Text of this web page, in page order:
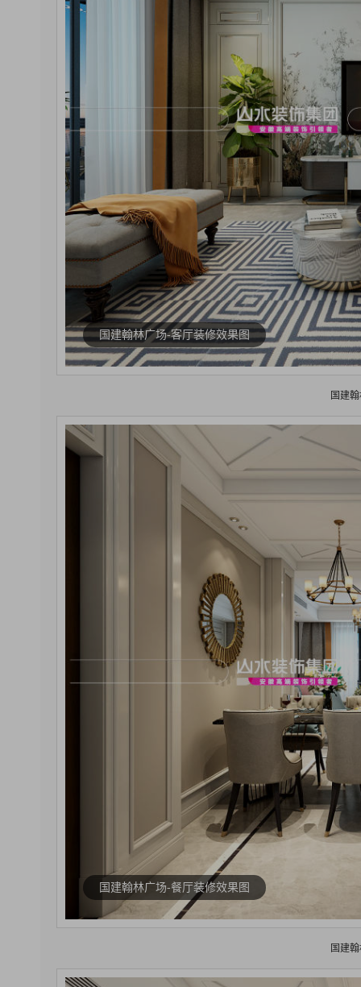
国建翰林广场-客厅装修效果图
国建
国建翰林广场-餐厅装修效果图
国建